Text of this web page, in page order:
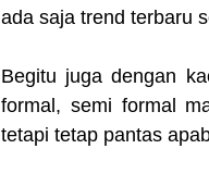
ada saja trend terbaru
Begitu juga dengan
formal, semi formal
tetapi tetap pantas